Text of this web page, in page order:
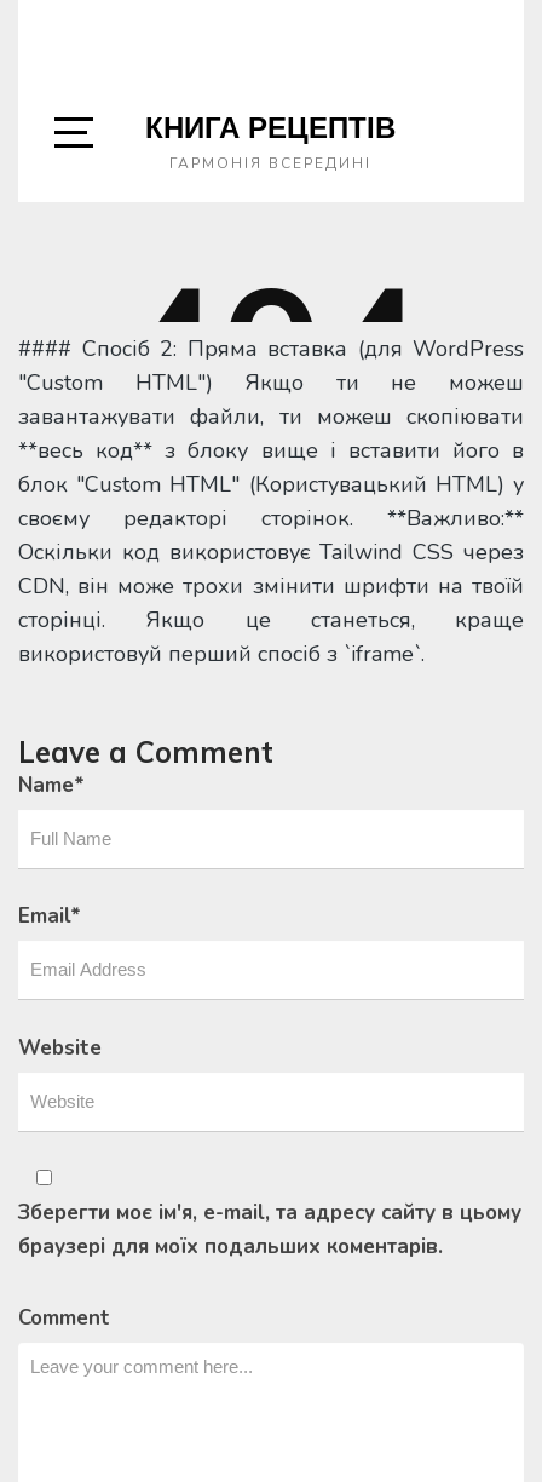
#### Спосіб 2: Пряма вставка (для WordPress
"Custom HTML") Якщо ти не можеш
завантажувати файли, ти можеш скопіювати
**весь код** з блоку вище і вставити його в
блок "Custom HTML" (Користувацький HTML) у
своєму редакторі сторінок. **Важливо:**
Оскільки код використовує Tailwind CSS через
CDN, він може трохи змінити шрифти на твоїй
сторінці. Якщо це станеться, краще
використовуй перший спосіб з `iframe`.
Leave a Comment
Name*
Email*
Website
Зберегти моє ім'я, e-mail, та адресу сайту в цьому
браузері для моїх подальших коментарів.
Comment